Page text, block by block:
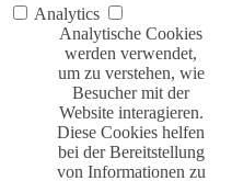
Analytics
Analytische Cookies
werden verwendet,
um zu verstehen, wie
Besucher mit der
Website interagieren.
Diese Cookies helfen
bei der Bereitstellung
von Informationen zu